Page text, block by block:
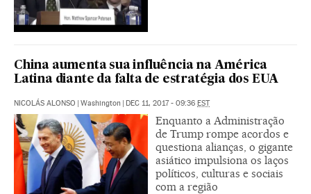
China aumenta sua influência na América
Latina diante da falta de estratégia dos EUA
NICOLÁS ALONSO | Washington | DEC 11, 2017 - 09:36 EST
Enquanto a Administração
de Trump rompe acordos e
questiona alianças, o gigante
asiático impulsiona os laços
políticos, culturas e sociais
com a região